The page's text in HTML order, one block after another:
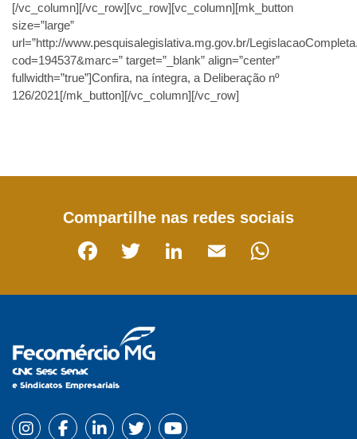
[/vc_column][/vc_row][vc_row][vc_column][mk_button
size=”large”
url=”http://www.pesquisalegislativa.mg.gov.br/
cod=194537&marc=” target=”_blank” align=”center”
fullwidth=”true”]Confira, na íntegra, a Deliberação nº
126/2021[/mk_button][/vc_column][/vc_row]
Compartilhe nas redes sociais